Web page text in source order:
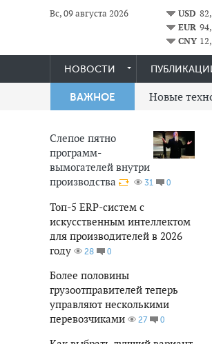
Вс, 09 августа 2026 USD
EUR
CNY
НОВОСТИ
ВАЖНОЕ Новые
Слепое пятно
программ-
вымогателей внутри
производства
31 0
Топ-5 ERP-систем с
искусственным интеллектом
для производителей в 2026
году
28 0
Более половины
грузоотправителей теперь
управляют несколькими
перевозчиками
27 0